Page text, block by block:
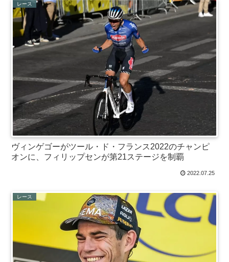
レース
ヴィンゲゴーがツール・ド・フランス2022のチャンピ
オンに、フィリップセンが第21ステージを制覇
2022.07.25
レース